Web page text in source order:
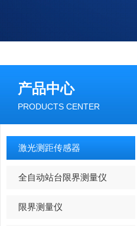
产品中心
PRODUCTS CENTER
激光测距传感器
全自动站台限界测量仪
限界测量仪